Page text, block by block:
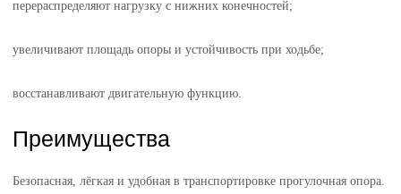
перераспределяют нагрузку с нижних конечностей;
увеличивают площадь опоры и устойчивость при ходьбе;
восстанавливают двигательную функцию.
Преимущества
Безопасная, лёгкая и удобная в транспортировке прогулочная опора.